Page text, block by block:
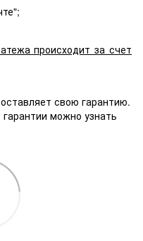
происходит за счет
свою гарантию.
можно узнать